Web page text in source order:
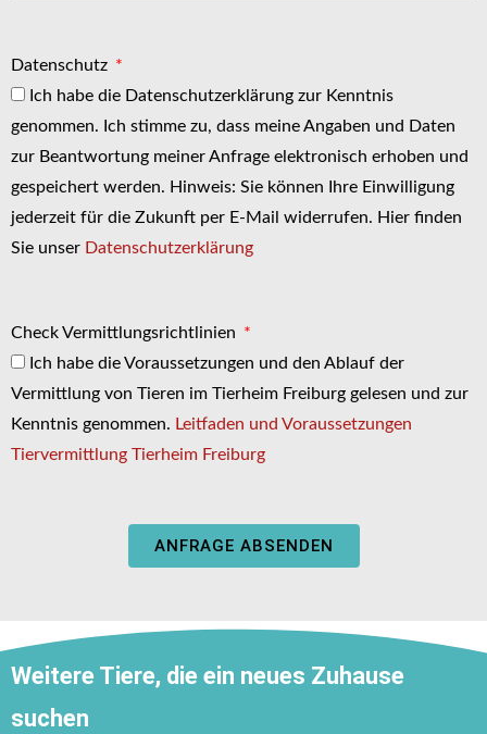
Datenschutz
Ich habe die Datenschutzerklärung zur Kenntnis
genommen. Ich stimme zu, dass meine Angaben und Daten
zur Beantwortung meiner Anfrage elektronisch erhoben und
gespeichert werden. Hinweis: Sie können Ihre Einwilligung
jederzeit für die Zukunft per E-Mail widerrufen. Hier finden
Sie unser Datenschutzerklärung
Check Vermittlungsrichtlinien
Ich habe die Voraussetzungen und den Ablauf der
Vermittlung von Tieren im Tierheim Freiburg gelesen und zur
Kenntnis genommen. Leitfaden und Voraussetzungen
Tiervermittlung Tierheim Freiburg
ANFRAGE ABSENDEN
Weitere Tiere, die ein neues Zuhause
suchen